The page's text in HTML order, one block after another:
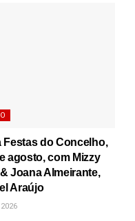
Festas do Concelho,
agosto, com Mizzy
Joana Almeirante,
Araújo